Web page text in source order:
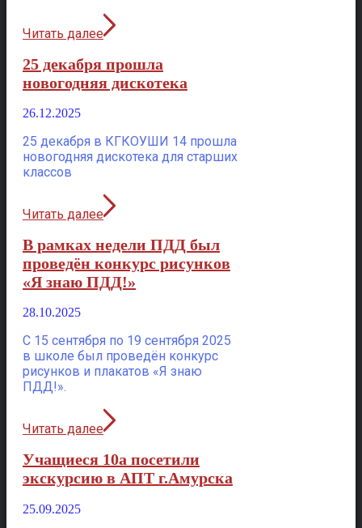
Читать далее
25 декабря прошла
новогодняя дискотека
26.12.2025
25 декабря в КГКОУШИ 14 прошла
новогодняя дискотека для старших
классов
Читать далее
В рамках недели ПДД был
проведён конкурс рисунков
«Я знаю ПДД!»
28.10.2025
С 15 сентября по 19 сентября 2025
в школе был проведён конкурс
рисунков и плакатов «Я знаю
ПДД!».
Читать далее
Учащиеся 10а посетили
экскурсию в АПТ г.Амурска
25.09.2025